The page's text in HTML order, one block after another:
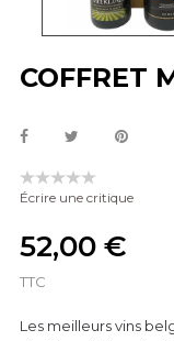
COFFRET
Écrire une critique
52,00 €
TTC
Les meilleurs vins